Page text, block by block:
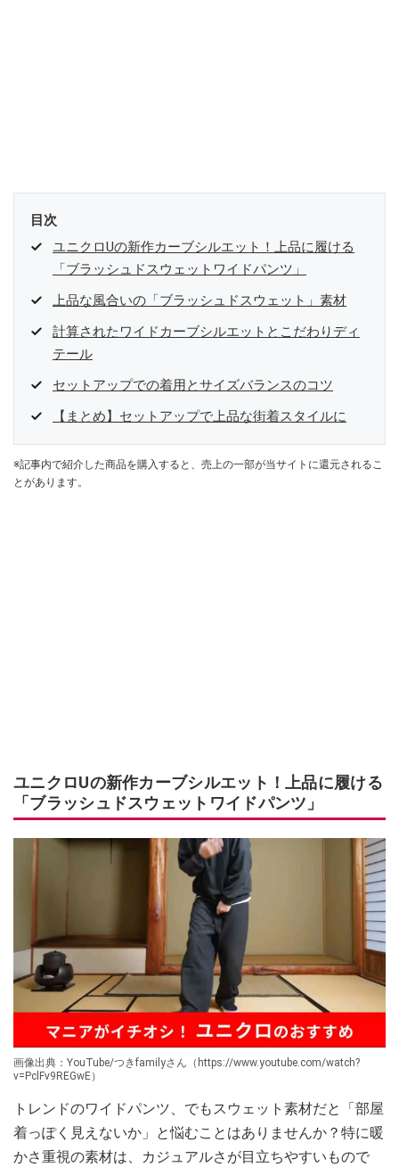
目次
ユニクロUの新作カーブシルエット！上品に履ける
「ブラッシュドスウェットワイドパンツ」
上品な風合いの「ブラッシュドスウェット」素材
計算されたワイドカーブシルエットとこだわりディ
テール
セットアップでの着用とサイズバランスのコツ
【まとめ】セットアップで上品な街着スタイルに
※記事内で紹介した商品を購入すると、売上の一部が当サイトに還元されるこ
とがあります。
ユニクロUの新作カーブシルエット！上品に履ける
「ブラッシュドスウェットワイドパンツ」
画像出典：YouTube/つきfamilyさん（https://www.youtube.com/watch?
v=PclFv9REGwE）
トレンドのワイドパンツ、でもスウェット素材だと「部屋
着っぽく見えないか」と悩むことはありませんか？特に暖
かさ重視の素材は、カジュアルさが目立ちやすいもので